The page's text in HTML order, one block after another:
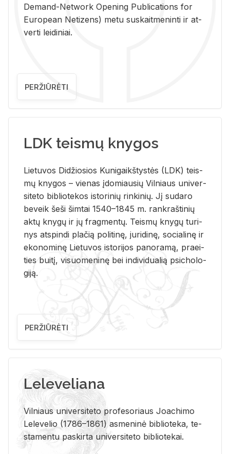
De­mand-Ne­twork Ope­ning Pub­li­ca­tions for
Eu­ro­pe­an Ne­ti­zens) metu su­skait­me­nin­ti ir at­
ver­ti lei­di­niai.
PERŽIŪRĖTI
LDK teismų knygos
Lie­tu­vos Di­džio­sios Ku­ni­gaikš­tys­tės (LDK) teis­
mų kny­gos – vie­nas įdo­miau­sių Vil­niaus uni­ver­
si­te­to bi­b­lio­te­kos is­to­ri­nių rin­ki­nių. Jį su­da­ro
be­veik šeši šim­tai 1540–1845 m. rank­raš­ti­nių
aktų kny­gų ir jų frag­men­tų. Teis­mų kny­gų tu­ri­
nys at­spin­di pla­čią po­li­ti­nę, ju­ri­di­nę, so­cia­li­nę ir
eko­no­mi­nę Lie­tu­vos is­to­ri­jos pa­no­ra­mą, pra­ei­
ties bui­tį, vi­suo­me­ni­nę bei in­di­vi­dua­lią psi­cho­lo­
gi­ją.
PERŽIŪRĖTI
Leleveliana
Vil­niaus uni­ver­si­te­to pro­fe­so­riaus Jo­a­chi­mo
Le­le­ve­lio (1786–1861) as­me­ni­nė bi­b­lio­te­ka, te­
sta­men­tu pa­skir­ta uni­ver­si­te­to bi­b­lio­te­kai.